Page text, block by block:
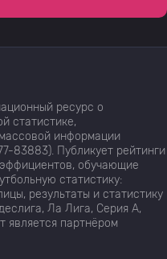
ресурс о
статистике,
информации
83883). Публикует рейтинги
обучающие
статистику:
результаты и статистику
Ла Лига, Серия А,
является партнёром